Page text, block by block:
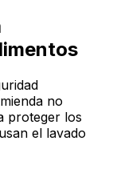
no
proteger los
el lavado